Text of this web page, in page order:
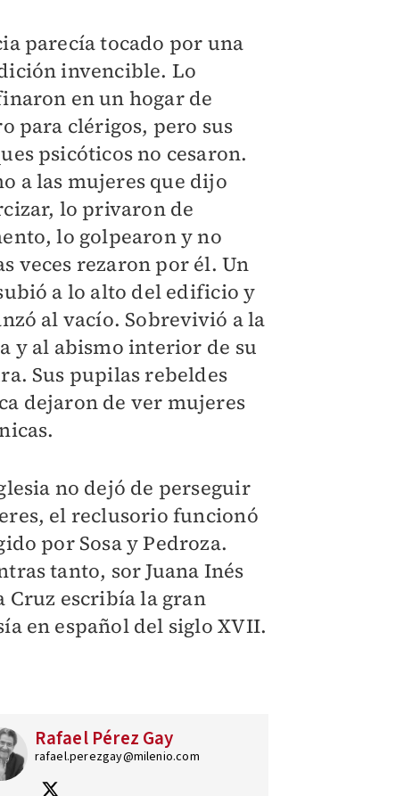
parecía tocado por una
invencible. Lo
en un hogar de
para clérigos, pero sus
psicóticos no cesaron.
a las mujeres que dijo
lo privaron de
lo golpearon y no
veces rezaron por él. Un
a lo alto del edificio y
al vacío. Sobrevivió a la
y al abismo interior de su
Sus pupilas rebeldes
dejaron de ver mujeres
no dejó de perseguir
el reclusorio funcionó
por Sosa y Pedroza.
tanto, sor Juana Inés
Cruz escribía la gran
en español del siglo XVII.
Rafael Pérez Gay
rafael.perezgay@milenio.com